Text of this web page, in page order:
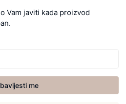
Vam javiti kada proizvod
me